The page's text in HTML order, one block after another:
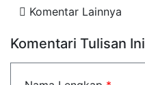
Komentar Lainnya
Komentari Tulisan Ini